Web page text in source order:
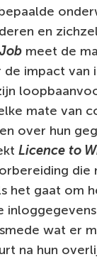
en
meet de
impact van
mate van
over hun
Licence to
die
het gaat om
wat er
na hun